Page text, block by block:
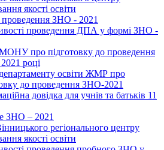
якості освіти
проведення ЗНО - 2021
проведення ДПА у формі ЗНО -
про підготовку до проведення
році
освіти ЖМР про
до проведення ЗНО-2021
довідка для учнів та батьків 11
ЗНО – 2021
регіонального центру
якості освіти